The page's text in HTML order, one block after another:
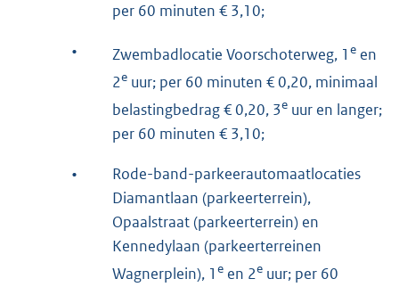
per 60 minuten € 3,10;
• Zwembadlocatie Voorschoterweg, 1 e en
2e uur; per 60 minuten € 0,20, minimaal
belastingbedrag € 0,20, 3e uur en langer;
per 60 minuten € 3,10;
•
Rode-band-parkeerautomaatlocaties
Diamantlaan (parkeerterrein),
Opaalstraat (parkeerterrein) en
Kennedylaan (parkeerterreinen
Wagnerplein), 1 e en 2e uur; per 60